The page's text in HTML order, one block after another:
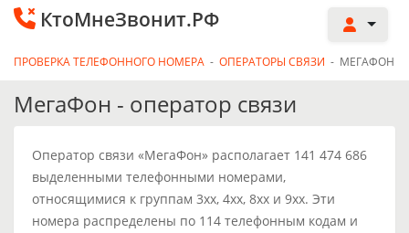
КтоМнеЗвонит.РФ
ПРОВЕРКА ТЕЛЕФОННОГО НОМЕРА - ОПЕРАТОРЫ СВЯЗИ - МЕГАФОН
МегаФон - оператор связи
Оператор связи «МегаФон» располагает 141 474 686
выделенными телефонными номерами,
относящимися к группам 3xx, 4xx, 8xx и 9xx. Эти
номера распределены по 114 телефонным кодам и